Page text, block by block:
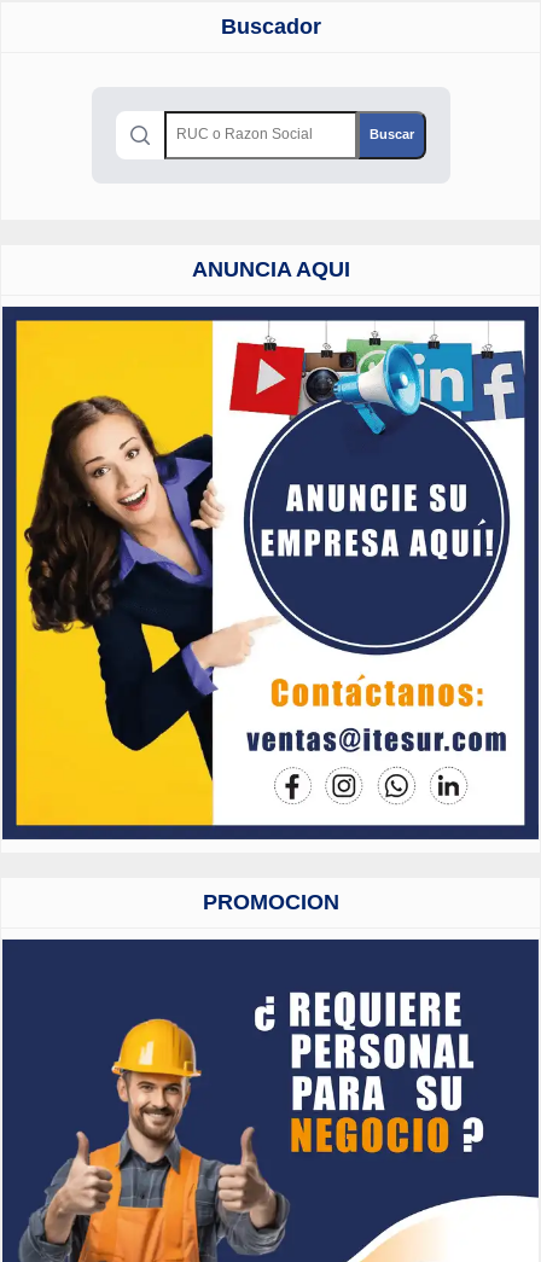
Buscador
ANUNCIA AQUI
PROMOCION